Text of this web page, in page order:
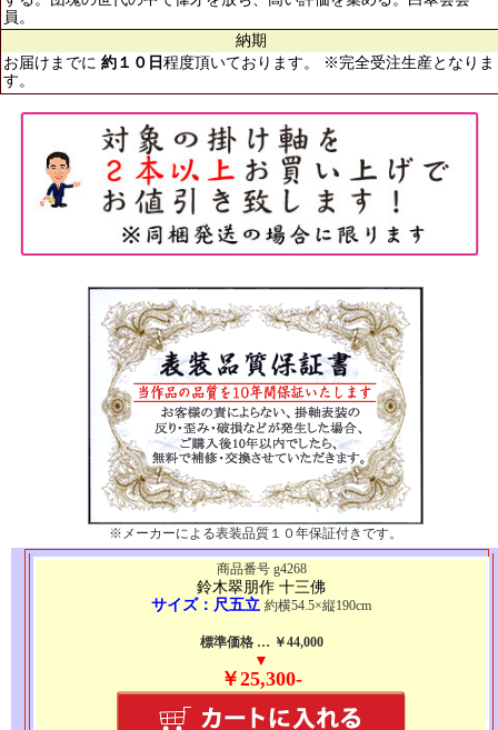
員。
納期
お届けまでに 約１０日 程度頂いております。 ※完全受注生産となりま
す。
※メーカーによる表装品質１０年保証付きです。
商品番号 g4268
鈴木翠朋作 十三佛
サイズ：尺五立 約横54.5×縦190cm
標準価格 … ￥44,000
▼
￥25,300-